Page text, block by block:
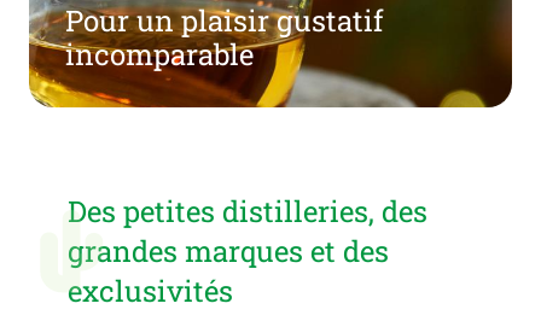
Pour un plaisir gustatif
incomparable
Des petites distilleries, des
grandes marques et des
exclusivités